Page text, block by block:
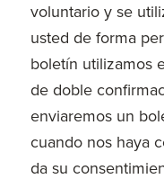
voluntario y se
usted de forma
boletín utilizamos
de doble
enviaremos un
cuando nos haya
da su